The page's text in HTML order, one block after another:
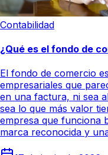
Contabilidad
¿Qué es el fondo de
El fondo de comercio
empresariales que
en una factura, ni sea
sea lo que más valor
empresa que funciona
marca reconocida y